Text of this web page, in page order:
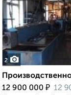
2
12 900 000 ₽ 12